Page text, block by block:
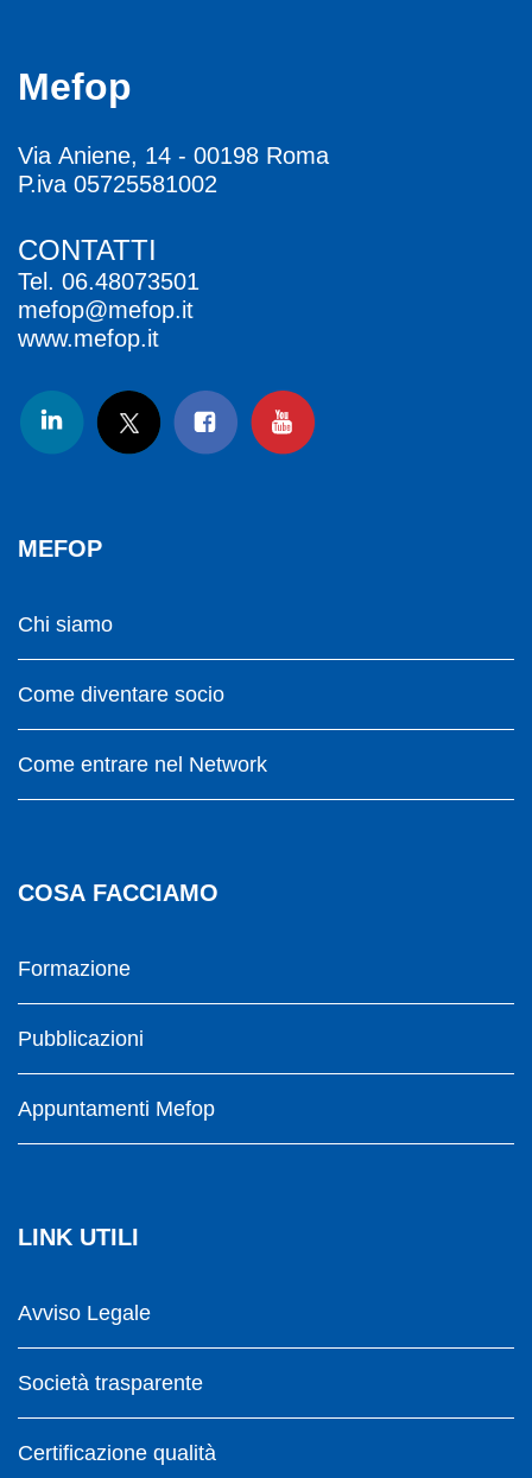
Mefop
Via Aniene, 14 - 00198 Roma
P.iva 05725581002
CONTATTI
Tel. 06.48073501
mefop@mefop.it
www.mefop.it
MEFOP
Chi siamo
Come diventare socio
Come entrare nel Network
COSA FACCIAMO
Formazione
Pubblicazioni
Appuntamenti Mefop
LINK UTILI
Avviso Legale
Società trasparente
Certificazione qualità